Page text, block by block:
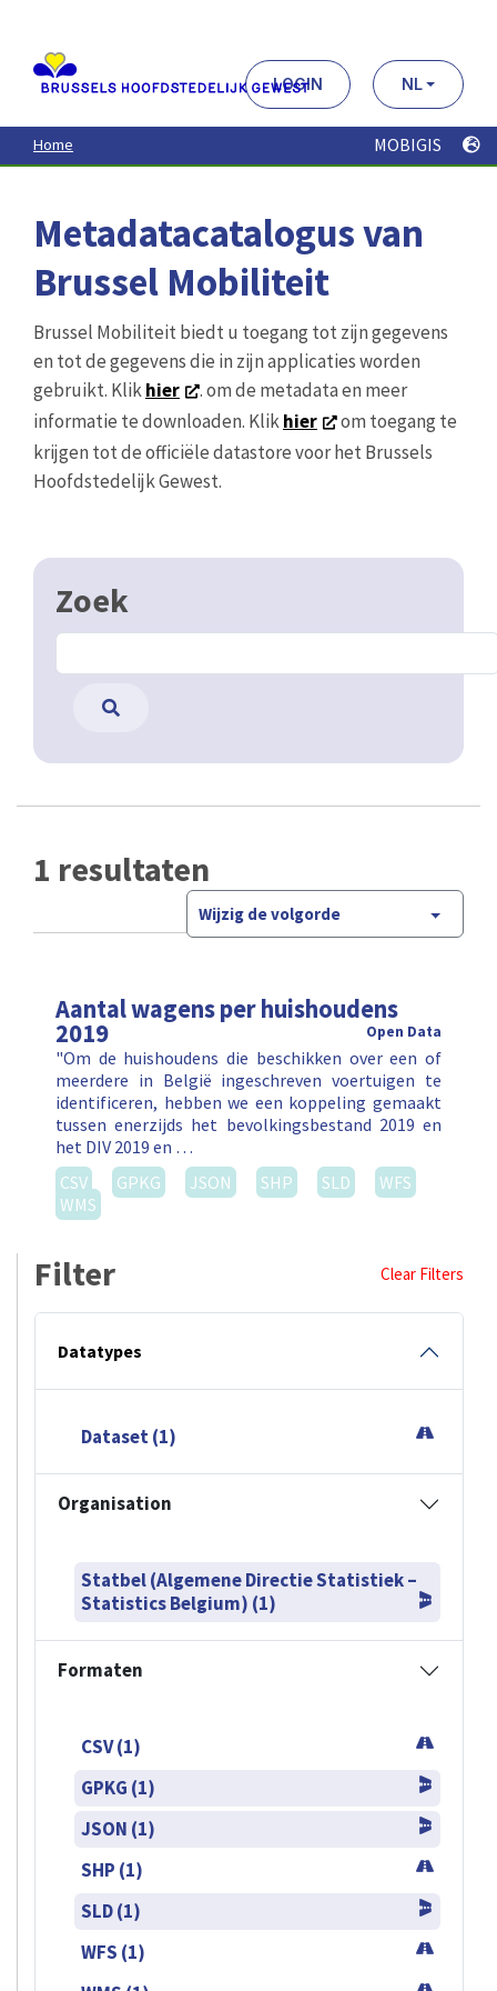
contenu
principal
LOGIN NL
Home MOBIGIS
Metadatacatalogus van
Brussel Mobiliteit
Brussel Mobiliteit biedt u toegang tot zijn gegevens
en tot de gegevens die in zijn applicaties worden
gebruikt. Klikhier
. om de metadata en meer
informatie te downloaden. Klikhier
om toegang te
krijgen tot de officiële datastore voor het Brussels
Hoofdstedelijk Gewest.
Zoek
1 resultaten
Wijzig de volgorde
Aantal wagens per huishoudens
2019 Open Data
"Om de huishoudens die beschikken over een of
meerdere in België ingeschreven voertuigen te
identificeren, hebben we een koppeling gemaakt
tussen enerzijds het bevolkingsbestand 2019 en
het DIV 2019 en …
CSV
GPKG JSON SHP SLD
WFS
WMS
Filter Clear Filters
Datatypes
Dataset (1)
Organisation
Statbel (Algemene Directie Statistiek –
Statistics Belgium) (1)
Formaten
CSV (1)
GPKG (1)
JSON (1)
SHP (1)
SLD (1)
WFS (1)